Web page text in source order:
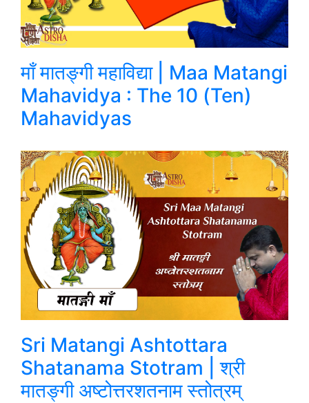
माँ मातङ्गी महाविद्या | Maa Matangi
Mahavidya : The 10 (Ten)
Mahavidyas
Sri Matangi Ashtottara
Shatanama Stotram | श्री
मातङ्गी अष्टोत्तरशतनाम स्तोत्रम्